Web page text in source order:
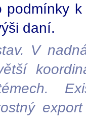
podmínky
daní.
V